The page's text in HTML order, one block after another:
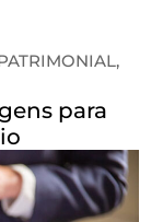
para